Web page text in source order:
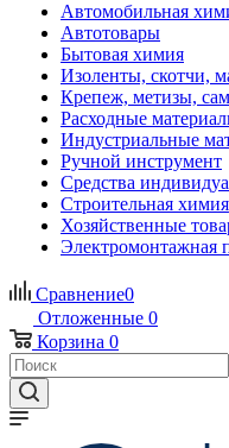
Автомобильная
Автотовары
Бытовая химия
Изоленты, скотчи,
Крепеж, метизы,
Расходные
Индустриальные
Ручной инструмент
Средства
Строительная химия
Хозяйственные
Электромонтажная
Сравнение0
Отложенные 0
Корзина 0